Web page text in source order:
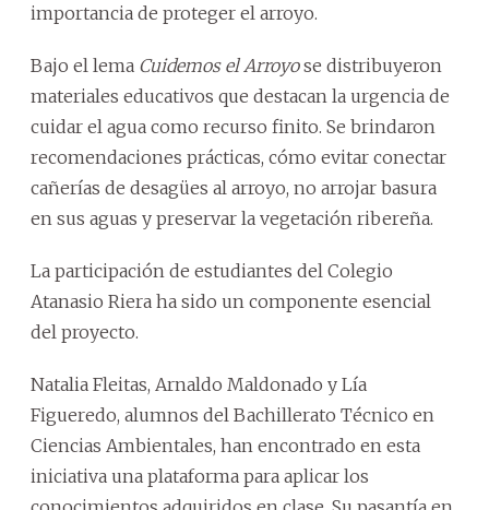
importancia de proteger el arroyo.
Bajo el lema Cuidemos el Arroyose distribuyeron
materiales educativos que destacan la urgencia de
cuidar el agua como recurso finito. Se brindaron
recomendaciones prácticas, cómo evitar conectar
cañerías de desagües al arroyo, no arrojar basura
en sus aguas y preservar la vegetación ribereña.
La participación de estudiantes del Colegio
Atanasio Riera ha sido un componente esencial
del proyecto.
Natalia Fleitas, Arnaldo Maldonado y Lía
Figueredo, alumnos del Bachillerato Técnico en
Ciencias Ambientales, han encontrado en esta
iniciativa una plataforma para aplicar los